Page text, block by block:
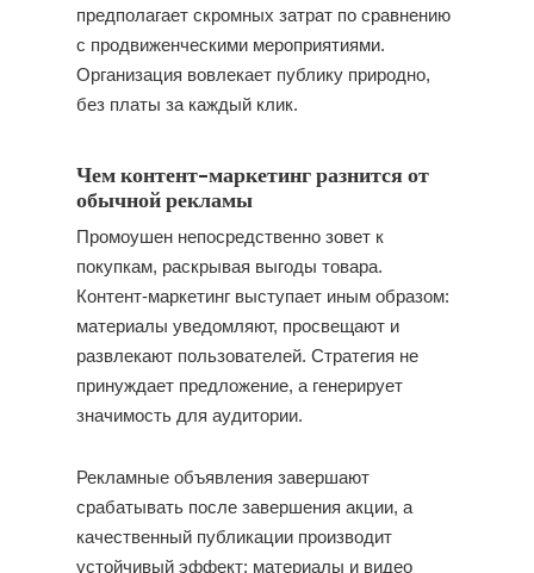
предполагает скромных затрат по сравнению
с продвиженческими мероприятиями.
Организация вовлекает публику природно,
без платы за каждый клик.
Чем контент-маркетинг разнится от
обычной рекламы
Промоушен непосредственно зовет к
покупкам, раскрывая выгоды товара.
Контент-маркетинг выступает иным образом:
материалы уведомляют, просвещают и
развлекают пользователей. Стратегия не
принуждает предложение, а генерирует
значимость для аудитории.
Рекламные объявления завершают
срабатывать после завершения акции, а
качественный публикации производит
устойчивый эффект: материалы и видео